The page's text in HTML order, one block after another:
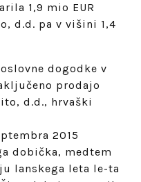
1,9 mio EUR
d.d. pa v višini 1,4
dogodke v
prodajo
d.d., hrvaški
2015
dobička, medtem
lanskega leta le-ta